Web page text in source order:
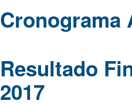
Cronograma
Resultado
2017